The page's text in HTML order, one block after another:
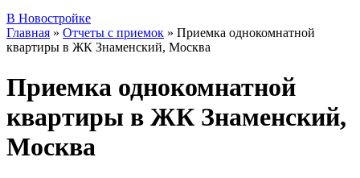
В Новостройке
Главная » Отчеты с приемок » Приемка однокомнатной
квартиры в ЖК Знаменский, Москва
Приемка однокомнатной
квартиры в ЖК Знаменский,
Москва